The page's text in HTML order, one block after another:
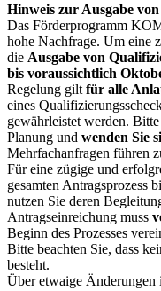
Hinweis zur Ausgabe
Das Förderprogramm
hohe Nachfrage. Um eine
die Ausgabe von
bis voraussichtlich
Regelung gilt für alle
eines
gewährleistet werden.
Planung und wenden Sie
Mehrfachanfragen führen
Für eine zügige und
gesamten Antragsprozess
nutzen Sie deren
Antragseinreichung muss
Beginn des Prozesses
Bitte beachten Sie, dass
besteht.
Über etwaige